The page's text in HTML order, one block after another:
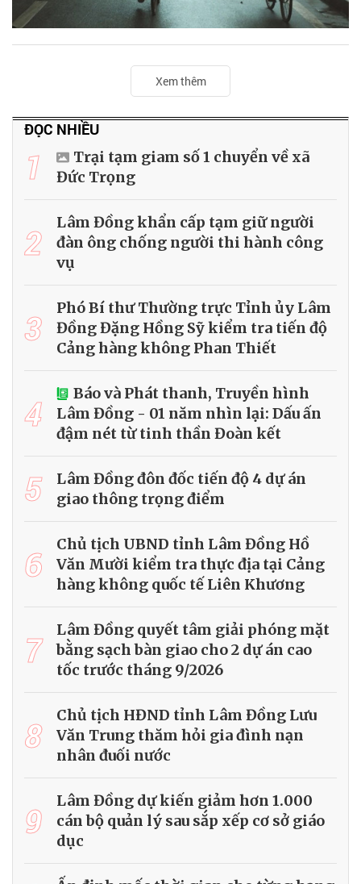
Xem thêm
ĐỌC NHIỀU
1
Trại tạm giam số 1 chuyển về xã
Đức Trọng
2
Lâm Đồng khẩn cấp tạm giữ người
đàn ông chống người thi hành công
vụ
3
Phó Bí thư Thường trực Tỉnh ủy Lâm
Đồng Đặng Hồng Sỹ kiểm tra tiến độ
Cảng hàng không Phan Thiết
4
Báo và Phát thanh, Truyền hình
Lâm Đồng - 01 năm nhìn lại: Dấu ấn
đậm nét từ tinh thần Đoàn kết
5
Lâm Đồng đôn đốc tiến độ 4 dự án
giao thông trọng điểm
6
Chủ tịch UBND tỉnh Lâm Đồng Hồ
Văn Mười kiểm tra thực địa tại Cảng
hàng không quốc tế Liên Khương
7
Lâm Đồng quyết tâm giải phóng mặt
bằng sạch bàn giao cho 2 dự án cao
tốc trước tháng 9/2026
8
Chủ tịch HĐND tỉnh Lâm Đồng Lưu
Văn Trung thăm hỏi gia đình nạn
nhân đuối nước
9
Lâm Đồng dự kiến giảm hơn 1.000
cán bộ quản lý sau sắp xếp cơ sở giáo
dục